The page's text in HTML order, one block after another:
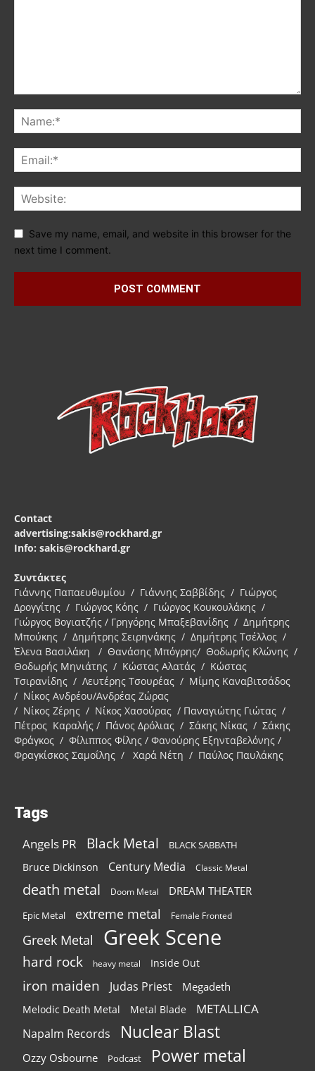
Save my name, email, and website in this browser for the
next time I comment.
Contact
advertising:sakis@rockhard.gr
Info: sakis@rockhard.gr
Συντάκτες
Γιάννης Παπαευθυμίου / Γιάννης Σαββίδης / Γιώργος
Δρογγίτης / Γιώργος Κόης / Γιώργος Κουκουλάκης /
Γιώργος Βογιατζής / Γρηγόρης Μπαξεβανίδης / Δημήτρης
Μπούκης / Δημήτρης Σειρηνάκης / Δημήτρης Τσέλλος /
Έλενα Βασιλάκη / Θανάσης Μπόγρης/ Θοδωρής Κλώνης /
Θοδωρής Μηνιάτης / Κώστας Αλατάς / Κώστας
Τσιρανίδης / Λευτέρης Τσουρέας / Μίμης Καναβιτσάδος
/ Νίκος Ανδρέου/Ανδρέας Ζώρας
/ Νίκος Ζέρης / Νίκος Χασούρας / Παναγιώτης Γιώτας /
Πέτρος Καραλής / Πάνος Δρόλιας / Σάκης Νίκας / Σάκης
Φράγκος / Φίλιππος Φίλης / Φανούρης Εξηνταβελόνης /
Φραγκίσκος Σαμοΐλης / Χαρά Νέτη / Παύλος Παυλάκης
Tags
Angels PR Black Metal BLACK SABBATH
Bruce Dickinson Century Media Classic Metal
death metal Doom Metal DREAM THEATER
Epic Metal extreme metal Female Fronted
Greek Metal Greek Scene
hard rock heavy metal Inside Out
iron maiden Judas Priest Megadeth
Melodic Death Metal Metal Blade METALLICA
Napalm Records Nuclear Blast
Ozzy Osbourne Podcast
Power metal